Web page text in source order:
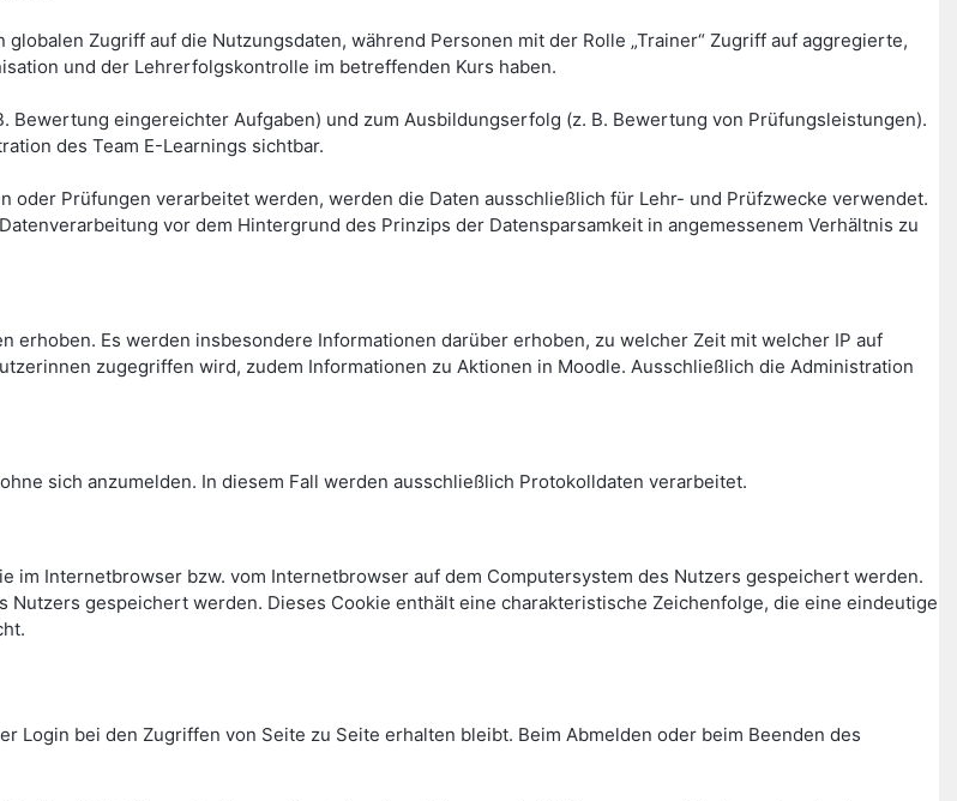
Zugriff auf die Nutzungsdaten, während Personen mit der Rolle „Trainer“ Zugriff auf aggregierte,
und der Lehrerfolgskontrolle im betreffenden Kurs haben.
Bewertung eingereichter Aufgaben) und zum Ausbildungserfolg (z. B. Bewertung von Prüfungsleistungen).
des Team E-Learnings sichtbar.
oder Prüfungen verarbeitet werden, werden die Daten ausschließlich für Lehr- und Prüfzwecke verwendet.
vor dem Hintergrund des Prinzips der Datensparsamkeit in angemessenem Verhältnis zu
Es werden insbesondere Informationen darüber erhoben, zu welcher Zeit mit welcher IP auf
zugegriffen wird, zudem Informationen zu Aktionen in Moodle. Ausschließlich die Administration
sich anzumelden. In diesem Fall werden ausschließlich Protokolldaten verarbeitet.
im Internetbrowser bzw. vom Internetbrowser auf dem Computersystem des Nutzers gespeichert werden.
Nutzers gespeichert werden. Dieses Cookie enthält eine charakteristische Zeichenfolge, die eine eindeutige
Login bei den Zugriffen von Seite zu Seite erhalten bleibt. Beim Abmelden oder beim Beenden des